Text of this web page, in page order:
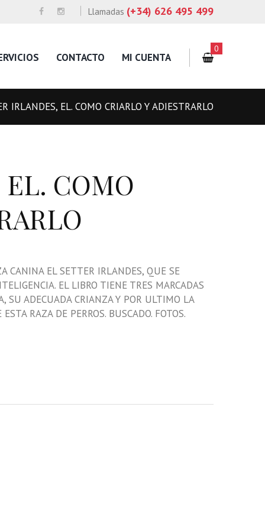
Llamadas (+34) 626 495 499
CONTACTO MI CUENTA
0
IRLANDES, EL. COMO CRIARLO Y ADIESTRARLO
COMO
CANINA EL SETTER IRLANDES, QUE SE
EL LIBRO TIENE TRES MARCADAS
SU ADECUADA CRIANZA Y POR ULTIMO LA
RAZA DE PERROS. BUSCADO. FOTOS.